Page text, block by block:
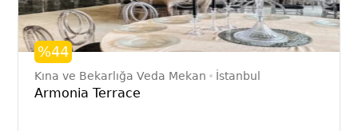
%44
Kına ve Bekarlığa Veda Mekan İstanbul
Armonia Terrace